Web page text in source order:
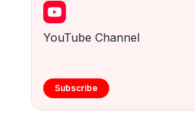
YouTube Channel
Subscribe